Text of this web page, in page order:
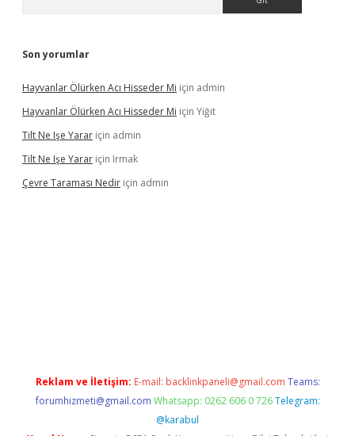
Son yorumlar
Hayvanlar Ölürken Acı Hisseder Mi için admin
Hayvanlar Ölürken Acı Hisseder Mi için Yiğit
Tilt Ne Işe Yarar için admin
Tilt Ne Işe Yarar için Irmak
Çevre Taraması Nedir için admin
Reklam ve İletişim: E-mail: backlinkpaneli@gmail.com Teams:
forumhizmeti@gmail.com Whatsapp: 0262 606 0 726 Telegram:
@karabul